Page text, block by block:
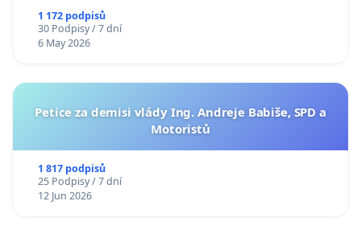
1 172 podpisů
30 Podpisy / 7 dní
6 May 2026
Petice za demisi vlády Ing. Andreje Babiše, SPD a
Motoristů
1 817 podpisů
25 Podpisy / 7 dní
12 Jun 2026